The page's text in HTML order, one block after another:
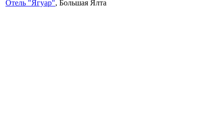
Отель "Ягуар", Большая Ялта